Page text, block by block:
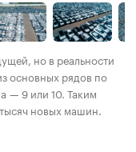
но в реальности
основных рядов по
— 9 или 10. Таким
новых машин.